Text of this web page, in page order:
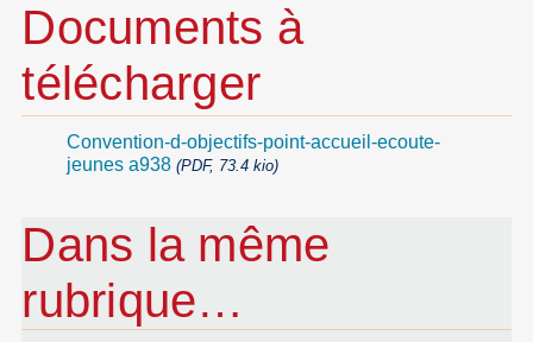
Documents à
télécharger
Convention-d-objectifs-point-accueil-ecoute-
jeunes a938 (PDF, 73.4 kio)
Dans la même
rubrique…